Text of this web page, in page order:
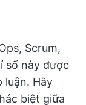
Scrum,
số này được
luận. Hãy
biệt giữa